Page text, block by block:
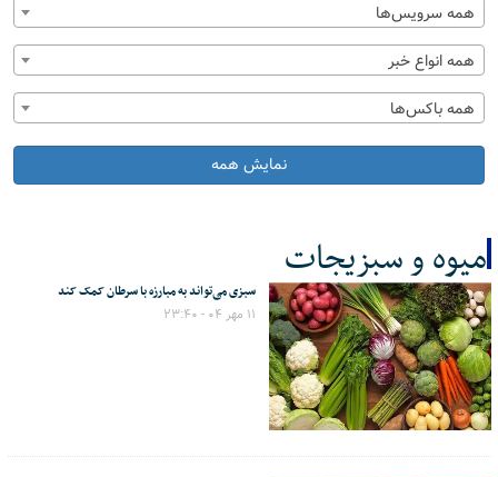
همه سرویس‌ها
همه انواع خبر
همه باکس‌ها
نمایش همه
میوه و سبزیجات
کل اخبار:5 سبزی می‌تواند به مبارزه با سرطان کمک کند
۱۱ مهر ۰۴ - ۲۳:۴۰